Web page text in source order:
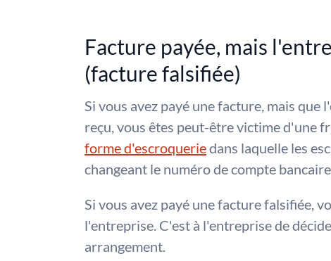
Facture payée, mais
(facture falsifiée)
Si vous avez payé une facture, mais
reçu, vous êtes peut-être victime d'une
forme d'escroqueriedans laquelle les
changeant le numéro de compte
Si vous avez payé une facture falsifiée,
l'entreprise. C'est à l'entreprise de
arrangement.